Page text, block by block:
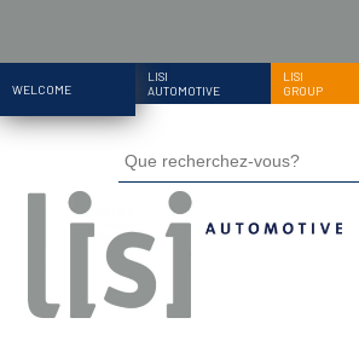
WELCOME
LISI
AUTOMOTIVE
LISI
GROUP